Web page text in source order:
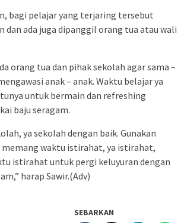
bagi pelajar yang terjaring tersebut
dan ada juga dipanggil orang tua atau wali
orang tua dan pihak sekolah agar sama –
anak – anak. Waktu belajar ya
untuk bermain dan refreshing
baju seragam.
ya sekolah dengan baik. Gunakan
memang waktu istirahat, ya istirahat,
istirahat untuk pergi keluyuran dengan
harap Sawir.(Adv)
SEBARKAN